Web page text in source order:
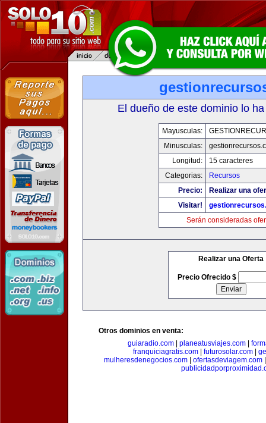
El dueño de este dominio lo
Mayusculas:
Minusculas:
Longitud:
15 caracteres
Categorias:
Recursos
Precio:
Realizar una
Visitar!
Serán consideradas
Realizar una Oferta
Precio Ofrecido $
Otros dominios en venta:
guiaradio.com
planeatusviajes.com
franquiciagratis.com
futurosolar.com
mulheresdenegocios.com
ofertasdeviagem.com